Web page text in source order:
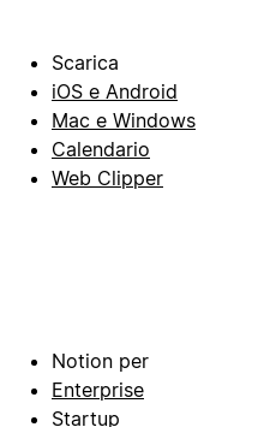
Scarica
iOS e Android
Mac e Windows
Calendario
Web Clipper
Notion per
Enterprise
Startup